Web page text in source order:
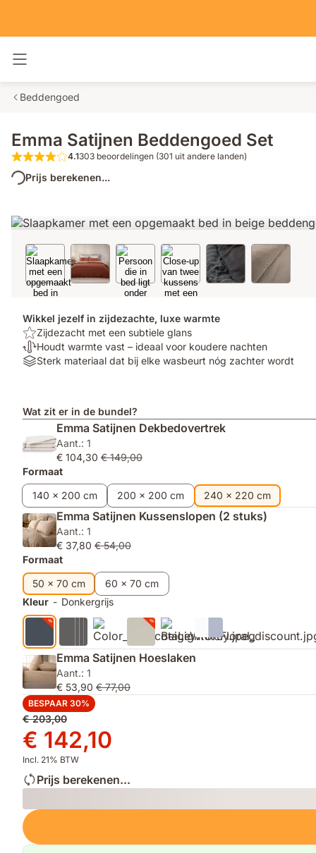
Beddengoed
Emma Satijnen Beddengoed Set
4.1 van de 5 sterren 303 beoordelingen
4.1303 beoordelingen (301 uit andere landen)
Prijs berekenen...
Wikkel jezelf in zijdezachte, luxe warmte
Top:
Zijdezacht
met
Zijdezacht met een subtiele glans
Temperatuurregulerend:
Houdt
ideaal
koudere
nachten
Houdt warmte vast – ideaal voor koudere nachten
Materials:
bij
wasbeurt
zachter
wordt
Sterk materiaal dat bij elke wasbeurt nóg zachter wordt
Wat zit er in de bundel?
Emma Satijnen Dekbedovertrek
Aant.: 1
€ 104,30 € 149,00
Formaat
140 x 200 cm
200 x 200 cm 240 x 220 cm
Emma Satijnen Kussenslopen (2 stuks)
Aant.: 1
€ 37,80 € 54,00
Formaat
50 x 70 cm
60 x 70 cm
Kleur - Donkergrijs
Emma Satijnen Hoeslaken
Aant.: 1
€ 53,90 € 77,00
BESPAAR 30%
Oorspronkelijke
prijs
€ 203,00
€ 203,00
Prijs
€ 142,10
€ 142,10
Incl. 21% BTW
Prijs berekenen...
Loading